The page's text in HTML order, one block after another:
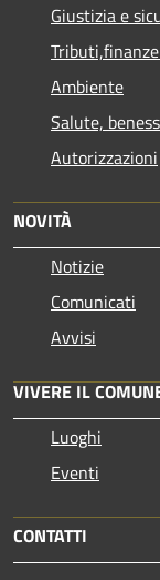
Giustizia e
Ambiente
Salute,
Autorizzazioni
NOVITÀ
Notizie
Comunicati
Avvisi
VIVERE IL
Luoghi
Eventi
CONTATTI